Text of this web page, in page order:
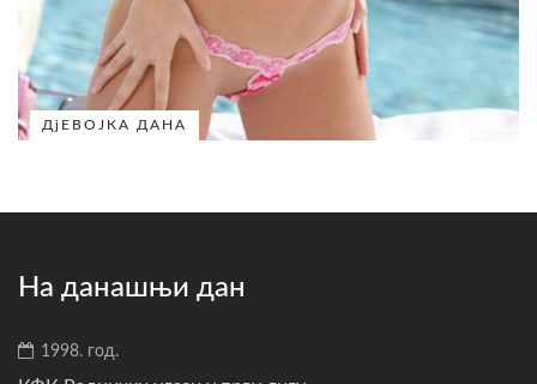
ДјЕВОЈКА ДАНА
На данашњи дан
1998. год.